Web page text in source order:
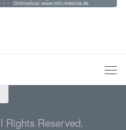
Rights Reserved.